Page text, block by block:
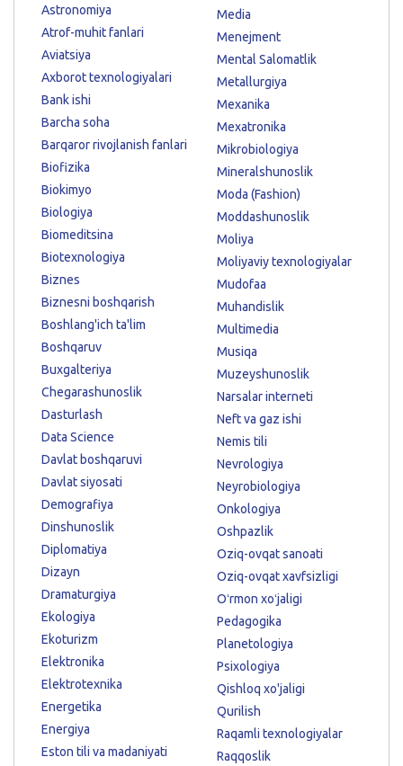
Astronomiya
Atrof-muhit fanlari
Aviatsiya
Axborot texnologiyalari
Bank ishi
Barcha soha
Barqaror rivojlanish fanlari
Biofizika
Biokimyo
Biologiya
Biomeditsina
Biotexnologiya
Biznes
Biznesni boshqarish
Boshlang'ich ta'lim
Boshqaruv
Buxgalteriya
Chegarashunoslik
Dasturlash
Data Science
Davlat boshqaruvi
Davlat siyosati
Demografiya
Dinshunoslik
Diplomatiya
Dizayn
Dramaturgiya
Ekologiya
Ekoturizm
Elektronika
Elektrotexnika
Energetika
Energiya
Eston tili va madaniyati
Media
Menejment
Mental Salomatlik
Metallurgiya
Mexanika
Mexatronika
Mikrobiologiya
Mineralshunoslik
Moda (Fashion)
Moddashunoslik
Moliya
Moliyaviy texnologiyalar
Mudofaa
Muhandislik
Multimedia
Musiqa
Muzeyshunoslik
Narsalar interneti
Neft va gaz ishi
Nemis tili
Nevrologiya
Neyrobiologiya
Onkologiya
Oshpazlik
Oziq-ovqat sanoati
Oziq-ovqat xavfsizligi
Oʻrmon xoʻjaligi
Pedagogika
Planetologiya
Psixologiya
Qishloq xo'jaligi
Qurilish
Raqamli texnologiyalar
Raqqoslik